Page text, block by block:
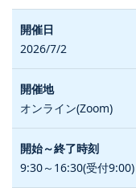
2026/7/2
オンライン(Zoom)
9:30～16:30(受付9:00)